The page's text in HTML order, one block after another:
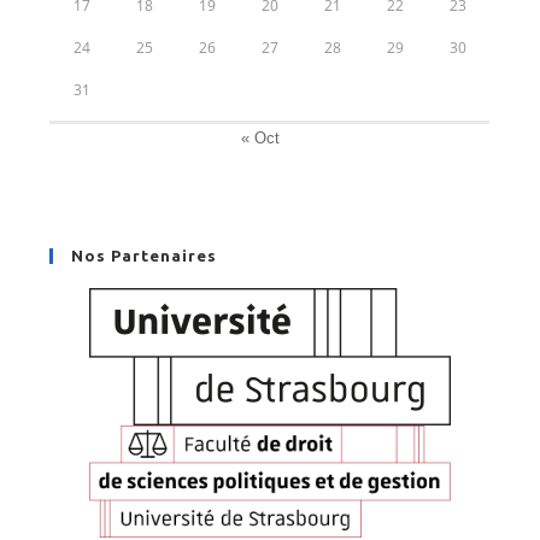
17 18 19 20 21 22 23
24 25 26 27 28 29 30
31
« Oct
Nos Partenaires